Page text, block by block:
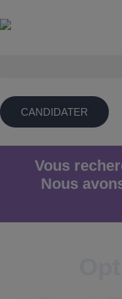
CANDIDATER
Vous
Nous